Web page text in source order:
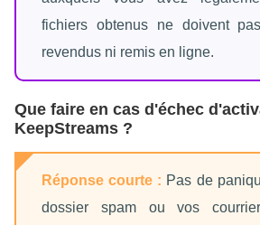
fichiers obtenus ne doivent
revendus ni remis en ligne.
Que faire en cas d'échec
KeepStreams ?
Réponse courte : Pas de
dossier spam ou vos